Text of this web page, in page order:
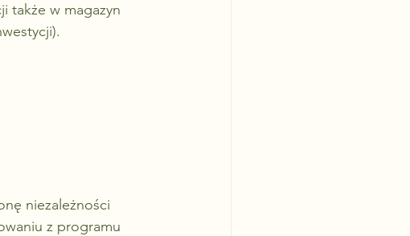
także w magazyn
niezależności
z programu